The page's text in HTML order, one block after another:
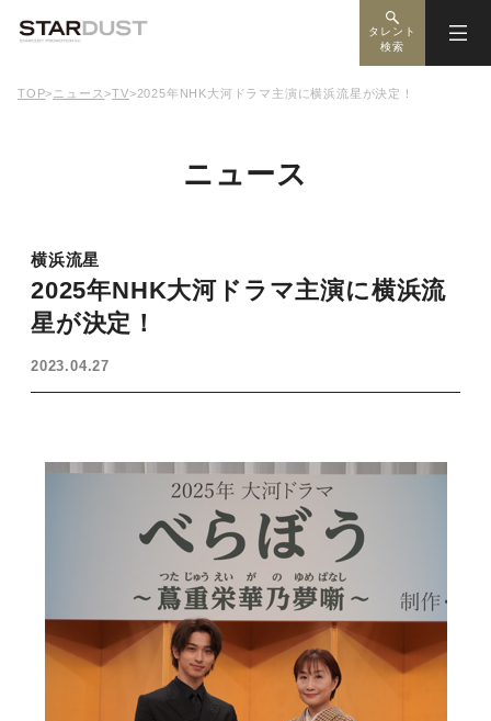
タレント
検索
TOP> ニュース>TV>2025年NHK大河ドラマ主演に横浜流星が決定！
ニュース
横浜流星
2025年NHK大河ドラマ主演に横浜流
星が決定！
2023.04.27